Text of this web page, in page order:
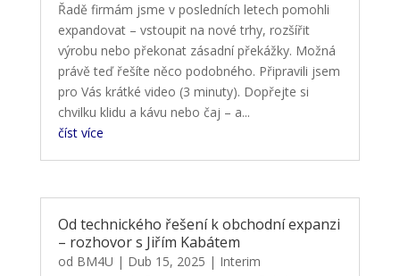
Řadě firmám jsme v posledních letech pomohli
expandovat – vstoupit na nové trhy, rozšířit
výrobu nebo překonat zásadní překážky. Možná
právě teď řešíte něco podobného. Připravili jsem
pro Vás krátké video (3 minuty). Dopřejte si
chvilku klidu a kávu nebo čaj – a...
číst více
Od technického řešení k obchodní expanzi
– rozhovor s Jiřím Kabátem
od BM4U | Dub 15, 2025 | Interim